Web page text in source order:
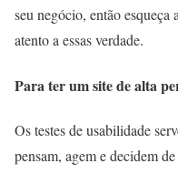
seu negócio, então esqueça
atento a essas verdade.
Para ter um site de alta
Os testes de usabilidade
pensam, agem e decidem